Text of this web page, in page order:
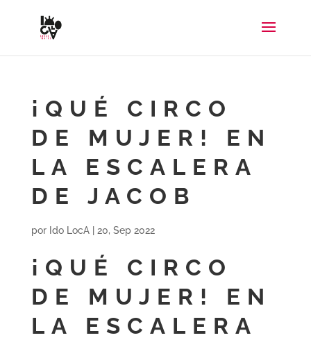
¡QUÉ CIRCO
DE MUJER! EN
LA ESCALERA
DE JACOB
por Ido LocA| 20, Sep 2022
¡QUÉ CIRCO
DE MUJER! EN
LA ESCALERA